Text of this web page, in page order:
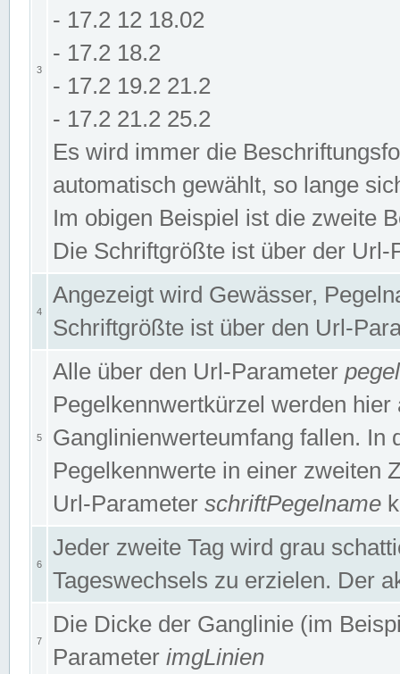
3
- 17.2 12 18.02
- 17.2 18.2
- 17.2 19.2 21.2
- 17.2 21.2 25.2
Es wird immer die
automatisch gewählt, so lange
Im obigen Beispiel ist die zweite
Die Schriftgrößte ist über der
4
Angezeigt wird Gewässer,
Schriftgrößte ist über den Url-
5
Alle über den Url-Parameter
Pegelkennwertkürzel werden
Ganglinienwerteumfang fallen. In
Pegelkennwerte in einer zweiten
Url-Parameter schriftPegelname
6
Jeder zweite Tag wird grau
Tageswechsels zu erzielen. Der
7
Die Dicke der Ganglinie (im
Parameter imgLinien